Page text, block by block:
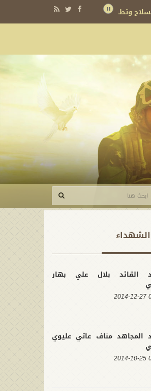
وتطويره لردع كل من يريد بنا شراً
القائد بلال علي بهار
المجاهد مناف عاتي عليوي